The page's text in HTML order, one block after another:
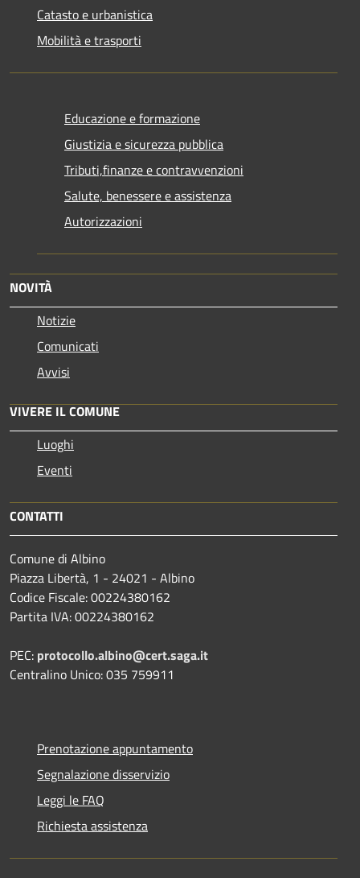
Catasto e urbanistica
Mobilità e trasporti
Educazione e formazione
Giustizia e sicurezza pubblica
Tributi,finanze e contravvenzioni
Salute, benessere e assistenza
Autorizzazioni
NOVITÀ
Notizie
Comunicati
Avvisi
VIVERE IL COMUNE
Luoghi
Eventi
CONTATTI
Comune di Albino
Piazza Libertà, 1 - 24021 - Albino
Codice Fiscale: 00224380162
Partita IVA: 00224380162
PEC: protocollo.albino@cert.saga.it
Centralino Unico: 035 759911
Prenotazione appuntamento
Segnalazione disservizio
Leggi le FAQ
Richiesta assistenza